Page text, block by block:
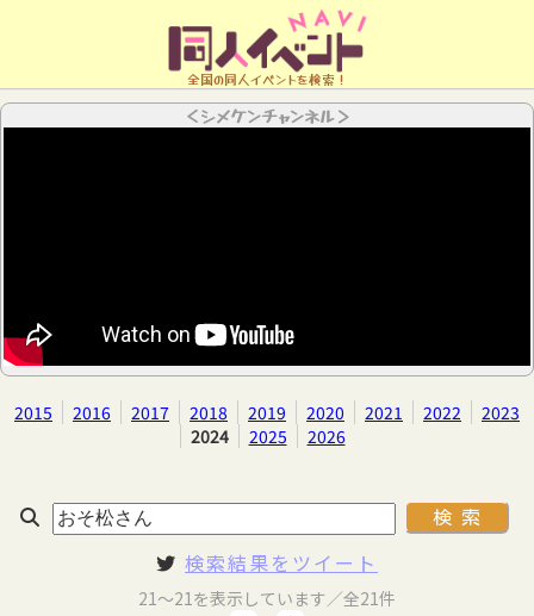
全国の同人イベントを検索！
＜シメケンチャンネル＞
2015 2016 2017 2018 2019 2020 2021 2022
2023
2024
2025 2026
検索結果をツイート
21～21を表示しています／全21件